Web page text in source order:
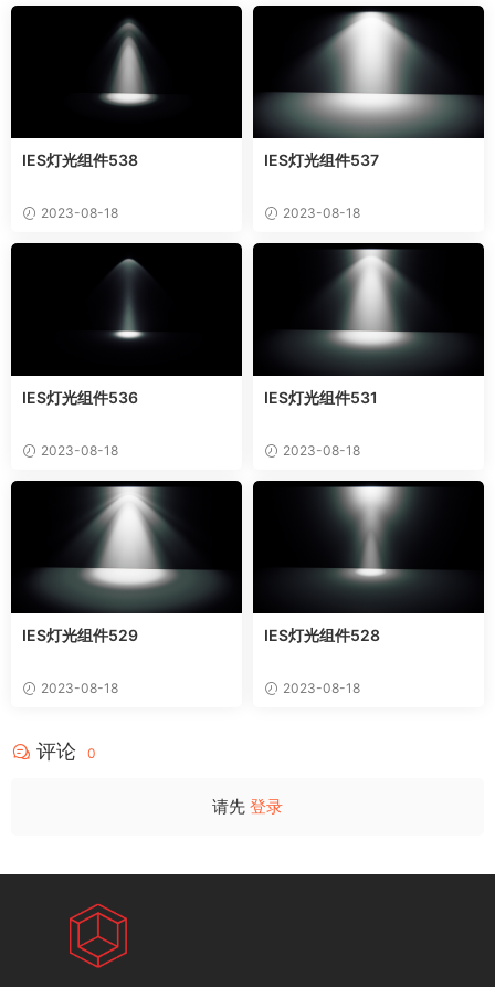
IES灯光组件538
2023-08-18
IES灯光组件537
2023-08-18
IES灯光组件536
2023-08-18
IES灯光组件531
2023-08-18
IES灯光组件529
2023-08-18
IES灯光组件528
2023-08-18
评论 0
请先 登录